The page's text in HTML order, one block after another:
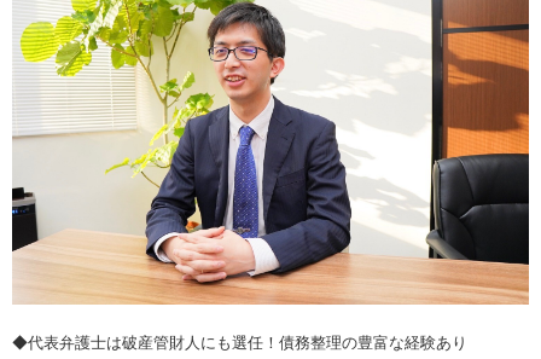
◆代表弁護士は破産管財人にも選任！債務整理の豊富な経験あり